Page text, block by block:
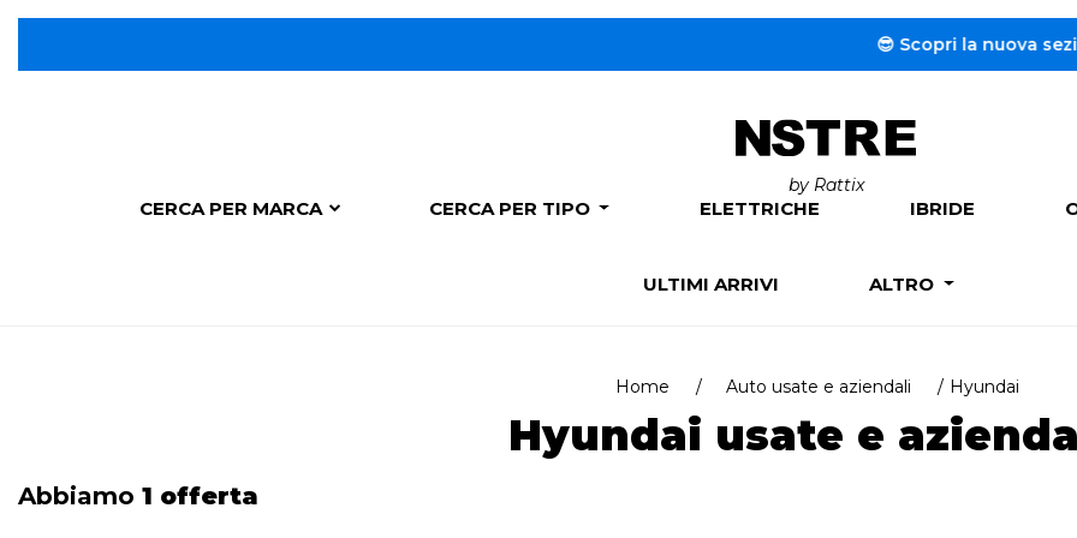
😎 Scopri la nuova sezione
by Rattix
CERCA PER MARCA CERCA PER TIPO ELETTRICHE IBRIDE
ULTIMI ARRIVI ALTRO
Home Auto usate e aziendali Hyundai
Hyundai usate e
Abbiamo 1 offerta